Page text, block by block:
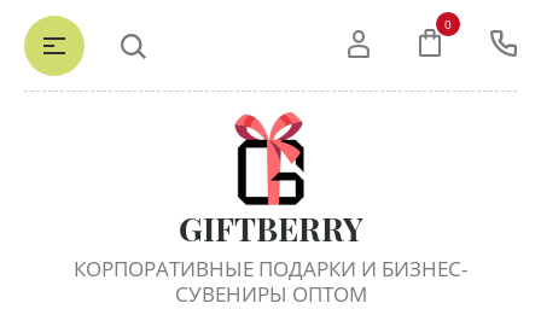
GIFTBERRY
КОРПОРАТИВНЫЕ ПОДАРКИ И БИЗНЕС-
СУВЕНИРЫ ОПТОМ
0